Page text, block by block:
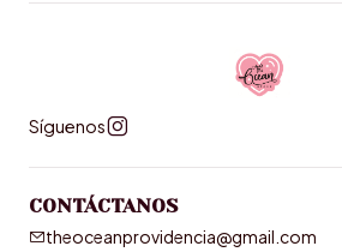
Síguenos
CONTÁCTANOS
theoceanprovidencia@gmail.com